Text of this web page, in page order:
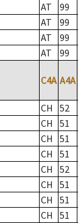
AT 99
AT 99
AT 99
AT 99
C4A A4A
CH 52
CH 51
CH 51
CH 51
CH 52
CH 51
CH 51
CH 51